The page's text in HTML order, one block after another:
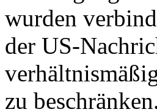
wurden
der US-
zu